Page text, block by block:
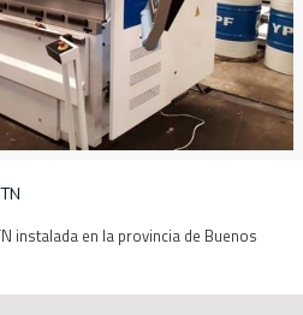
instalada en la provincia de Buenos